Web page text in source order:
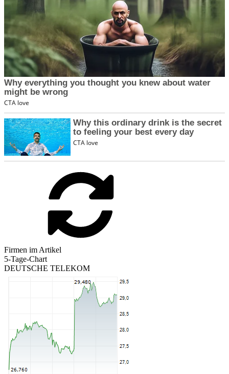
Firmen im Artikel
5-Tage-Chart
DEUTSCHE TELEKOM